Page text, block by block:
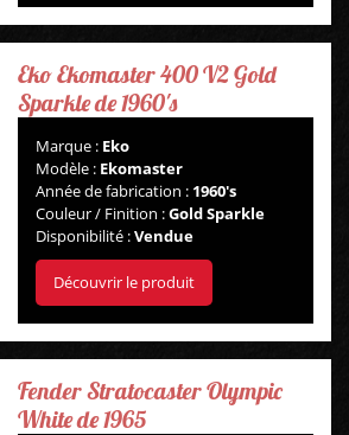
GUITARES
BASSES
AMPLIS
PÉDALES ET EFFETS
AUTRE
Eko Ekomaster 400 V2 Gold
Sparkle de 1960's
Marque : Eko
Modèle : Ekomaster
Année de fabrication : 1960's
Couleur / Finition :Gold Sparkle
Disponibilité :Vendue
Découvrir le produit
Fender Stratocaster Olympic
White de 1965